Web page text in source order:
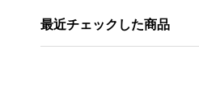
最近チェックした商品